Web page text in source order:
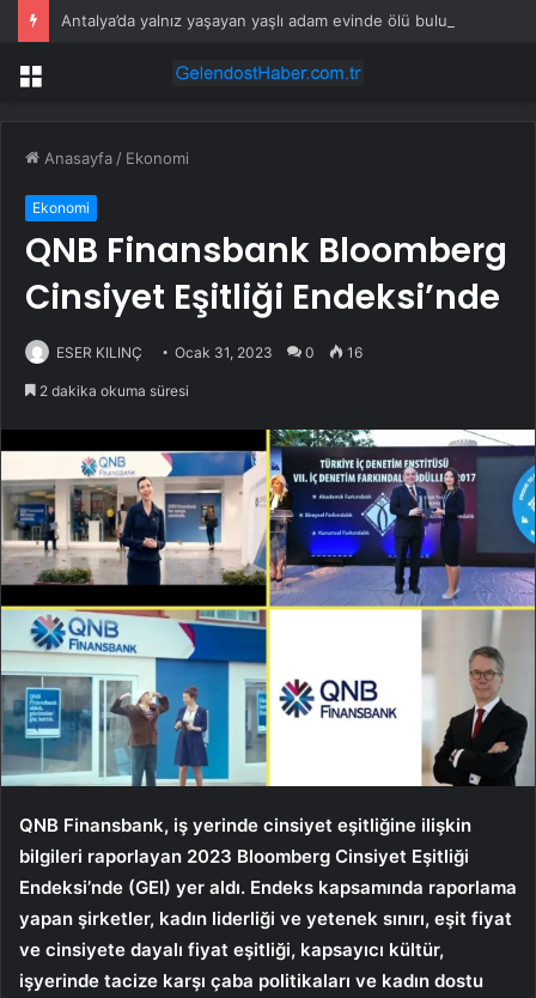
Antalya’da yalnız yaşayan yaşlı adam evinde ölü bulundu
Menü
Anasayfa / Ekonomi
Ekonomi
QNB Finansbank Bloomberg
Cinsiyet Eşitliği Endeksi’nde
ESER KILINÇ Ocak 31, 2023 0 16
2 dakika okuma süresi
QNB Finansbank, iş yerinde cinsiyet eşitliğine ilişkin
bilgileri raporlayan 2023 Bloomberg Cinsiyet Eşitliği
Endeksi’nde (GEI) yer aldı. Endeks kapsamında raporlama
yapan şirketler, kadın liderliği ve yetenek sınırı, eşit fiyat
ve cinsiyete dayalı fiyat eşitliği, kapsayıcı kültür,
işyerinde tacize karşı çaba politikaları ve kadın dostu